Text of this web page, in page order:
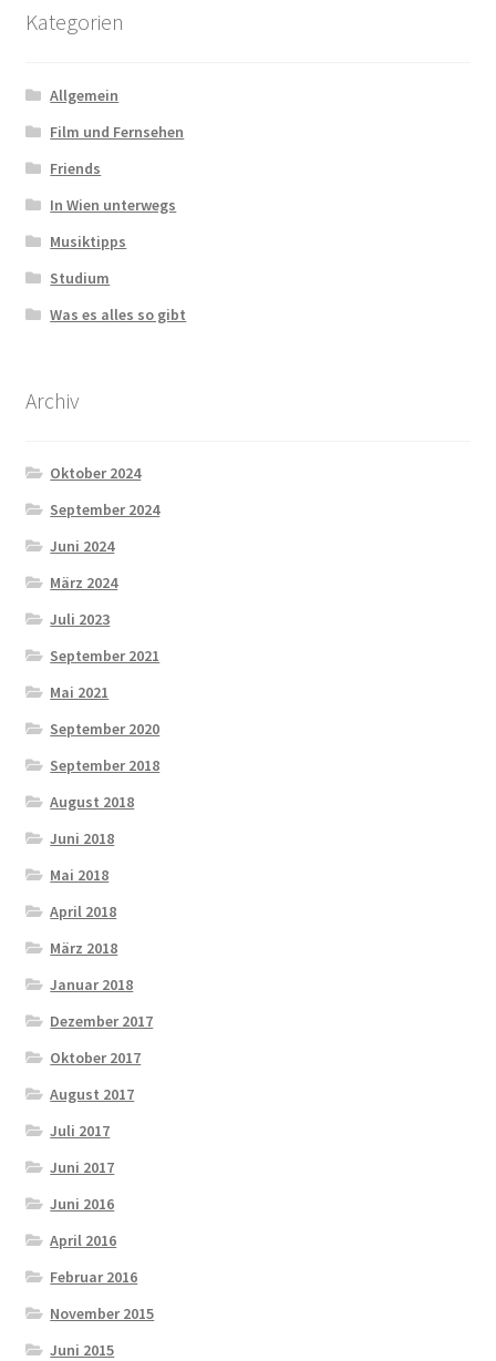
Kategorien
Allgemein
Film und Fernsehen
Friends
In Wien unterwegs
Musiktipps
Studium
Was es alles so gibt
Archiv
Oktober 2024
September 2024
Juni 2024
März 2024
Juli 2023
September 2021
Mai 2021
September 2020
September 2018
August 2018
Juni 2018
Mai 2018
April 2018
März 2018
Januar 2018
Dezember 2017
Oktober 2017
August 2017
Juli 2017
Juni 2017
Juni 2016
April 2016
Februar 2016
November 2015
Juni 2015